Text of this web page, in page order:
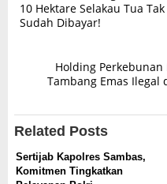
10 Hektare Selakau Tua
Sudah Dibayar!
Holding
Tambang Emas Ilegal
Related Posts
Sertijab Kapolres Sambas,
Komitmen Tingkatkan